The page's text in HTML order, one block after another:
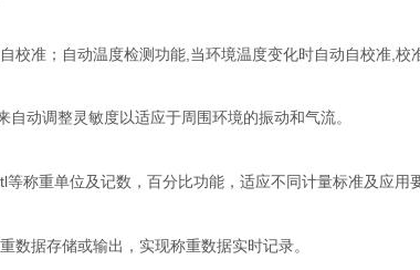
校准；自动温度检测功能 当环境温度变化时自动自校准 校
自动调整灵敏度以适应于周围环境的振动和气流。
等称重单位及记数，百分比功能，适应不同计量标准及应用
数据存储或输出，实现称重数据实时记录。